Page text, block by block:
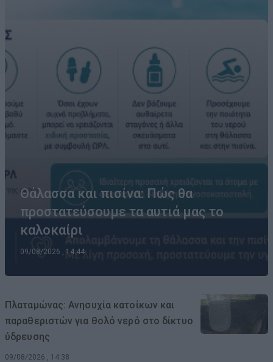
Θάλασσα και πισίνα: Πώς θα
προστατεύσουμε τα αυτιά μας το
καλοκαίρι
09/08/2026 , 14:44
Πλαταμώνας: Ανησυχία κατοίκων και
παραθεριστών για θολό νερό στο δίκτυο
ύδρευσης
09/08/2026 , 14:38